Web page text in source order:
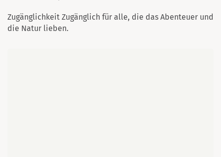
Zugänglichkeit Zugänglich für alle, die das Abenteuer und
die Natur lieben.